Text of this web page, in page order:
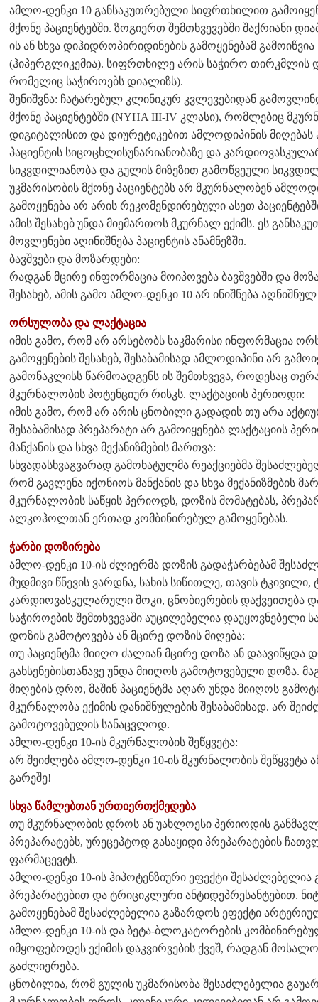
ამლო-დენკი 10 განსაკუთრებული სიფრთხილით
მქონე პაციენტებში. ზოგიერთ შემთხვევებში შაქრიანი
ის ან სხვა დიჰიდროპირიდინების გამოყენებამ
(ჰიპერგლიკემია). სიფრთხილე არის საჭირო თირკმლის
რომელიც საჭიროებს დიალიზს).
შენიშვნა: ჩატარებულ კლინიკურ კვლევებიდან
მქონე პაციენტებში (NYHA III-IV კლასი), რომლებიც
დიგიტალისით და დიურეტიკებით ამლოდიპინის
პაციენტის სიცოცხლისუნარიანობაზე და
სიკვდილიანობა და გულის მიზეზით გამოწვეული
უკმარისობის მქონე პაციენტებს არ მკურნალობენ
გამოყენება არ არის რეკომენდირებული ასეთ
ამის შესახებ უნდა მიემართოს მკურნალ ექიმს. ეს
მოვლენები აღინიშნება პაციენტის ანამნეზში.
ბავშვები და მოზარდები:
რადგან მცირე ინფორმაცია მოიპოვება ბავშვებში და
შესახებ, ამის გამო ამლო-დენკი 10 არ ინიშნება
ორსულობა და ლაქტაცია
იმის გამო, რომ არ არსებობს საკმარისი ინფორმაცია
გამოყენების შესახებ, შესაბამისად ამლოდიპინი არ
გამონაკლისს წარმოადგენს ის შემთხვევა, როდესაც
მკურნალობის პოტენციურ რისკს. ლაქტაციის პერიოდი:
იმის გამო, რომ არ არის ცნობილი გადადის თუ არა
შესაბამისად პრეპარატი არ გამოიყენება ლაქტაციის
მანქანის და სხვა მექანიზმების მართვა:
სხვადასხვაგვარად გამოხატულმა რეაქციებმა
რომ გავლენა იქონიოს მანქანის და სხვა მექანიზმების
მკურნალობის საწყის პერიოდს, დოზის მომატებას,
ალკოჰოლთან ერთად კომბინირებულ გამოყენებას.
ჭარბი დოზირება
ამლო-დენკი 10-ის ძლიერმა დოზის გადაჭარბებამ
მუდმივი წნევის ვარდნა, სახის სიწითლე, თავის ტკივილი,
კარდიოვასკულარული შოკი, ცნობიერების დაქვეითება
საჭიროების შემთხვევაში აუცილებელია დაუყოვნებელი
დოზის გამოტოვება ან მცირე დოზის მიღება:
თუ პაციენტმა მიიღო ძალიან მცირე დოზა ან დაავიწყდა
გახსენებისთანავე უნდა მიიღოს გამოტოვებული დოზა.
მიღების დრო, მაშინ პაციენტმა აღარ უნდა მიიღოს
მკურნალობა ექიმის დანიშნულების შესაბამისად. არ
გამოტოვებულის სანაცვლოდ.
ამლო-დენკი 10-ის მკურნალობის შეწყვეტა:
არ შეიძლება ამლო-დენკი 10-ის მკურნალობის შეწყვეტა
გარეშე!
სხვა წამლებთან ურთიერთქმედება
თუ მკურნალობის დროს ან უახლოესი პერიოდის
პრეპარატებს, ურეცეპტოდ გასაყიდი პრეპარატების
ფარმაცევტს.
ამლო-დენკი 10-ის ჰიპოტენზიური ეფექტი
პრეპარატებით და ტრიციკლური ანტიდეპრესანტებით.
გამოყენებამ შესაძლებელია გაზარდოს ეფექტი
ამლო-დენკი 10-ის და ბეტა-ბლოკატორების
იმყოფებოდეს ექიმის დაკვირვების ქვეშ, რადგან
გაძლიერება.
ცნობილია, რომ გულის უკმარისობა შესაძლებელია